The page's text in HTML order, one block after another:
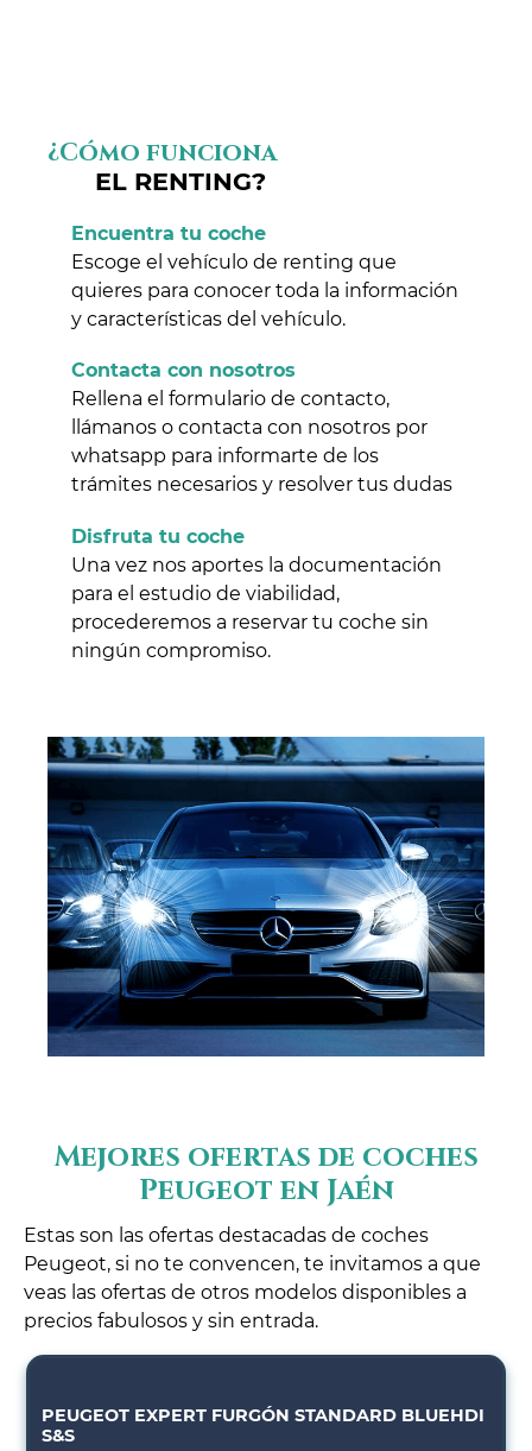
¿Cómo funciona
EL RENTING?
Encuentra tu coche
Escoge el vehículo de renting que
quieres para conocer toda la información
y características del vehículo.
Contacta con nosotros
Rellena el formulario de contacto,
llámanos o contacta con nosotros por
whatsapp para informarte de los
trámites necesarios y resolver tus dudas
Disfruta tu coche
Una vez nos aportes la documentación
para el estudio de viabilidad,
procederemos a reservar tu coche sin
ningún compromiso.
Mejores ofertas de coches
Peugeot en Jaén
Estas son las ofertas destacadas de coches
Peugeot, si no te convencen, te invitamos a que
veas las ofertas de otros modelos disponibles a
precios fabulosos y sin entrada.
PEUGEOT EXPERT FURGÓN STANDARD BLUEHDI
S&S